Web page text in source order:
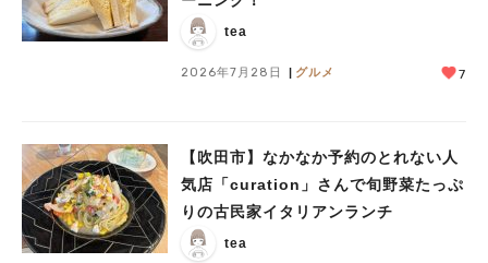
tea
2026年7月28日 グルメ 7
【吹田市】なかなか予約のとれない人
気店「curation」さんで旬野菜たっぷ
りの古民家イタリアンランチ
tea
人気のキーワード
#今週どこいく？#自然とふれあう#ランチ#カフェ
#まとめ
#教えたい／教えて投稿記事 #大阪学院大 商品開発プロジェクト
#あなたはどっち？